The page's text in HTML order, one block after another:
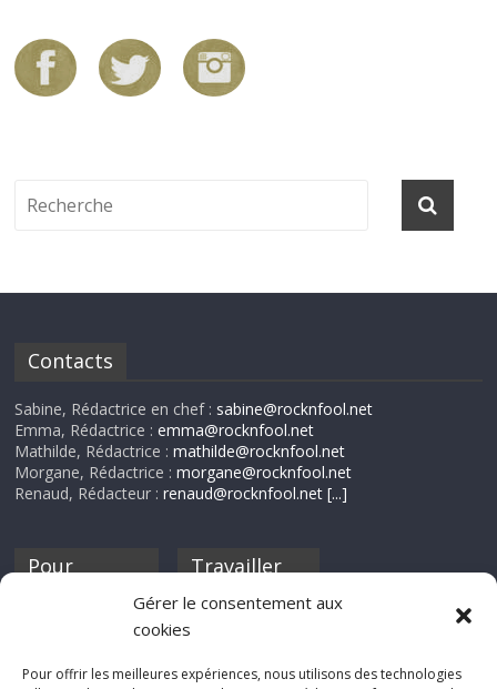
Gérer le consentement aux
cookies
Pour offrir les meilleures expériences, nous utilisons des technologies
Contacts
Sabine, Rédactrice en chef : sabine@rocknfool.net
Emma, Rédactrice :emma@rocknfool.net
Mathilde, Rédactrice :mathilde@rocknfool.net
Morgane, Rédactrice :morgane@rocknfool.net
Renaud, Rédacteur :renaud@rocknfool.net [...]
Pour
discothèque
Travailler
Si tu souhaites
Rocknfool, n'hésite